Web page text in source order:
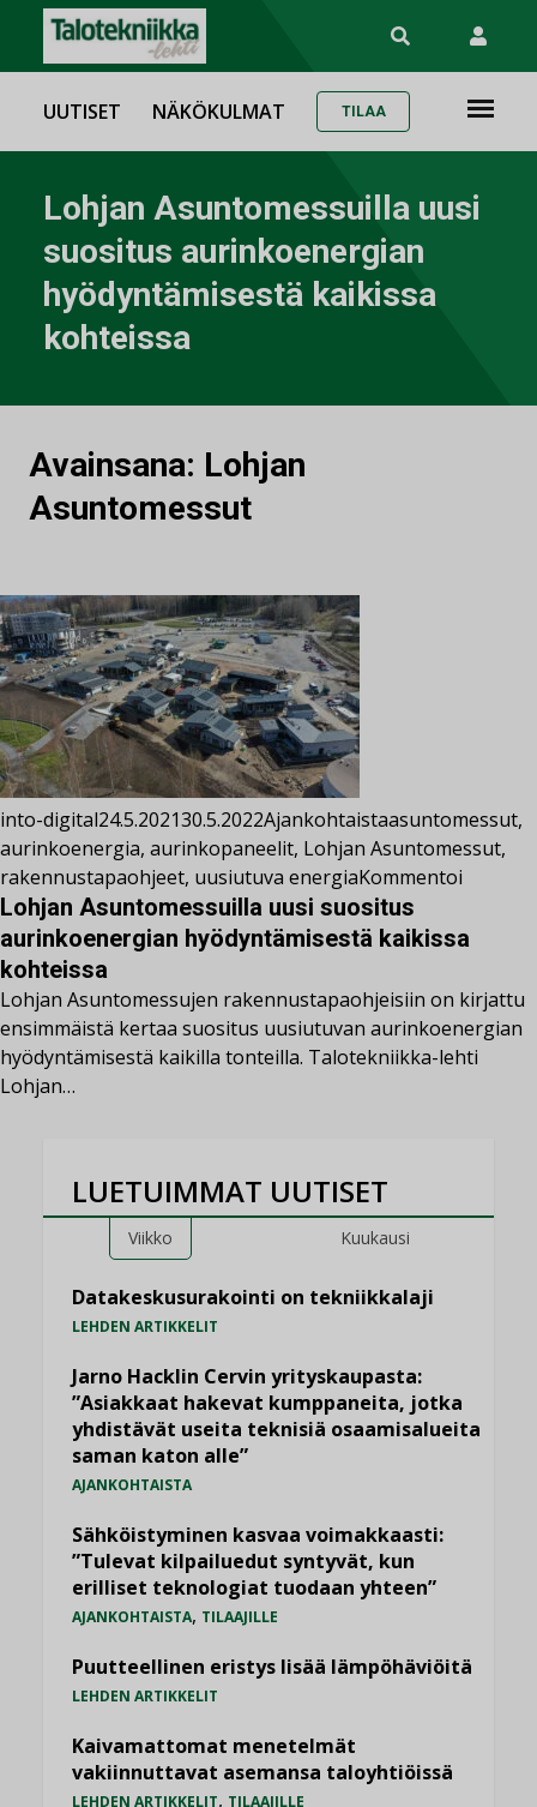
UUTISET NÄKÖKULMAT TILAA
Lohjan Asuntomessuilla uusi
suositus aurinkoenergian
hyödyntämisestä kaikissa
kohteissa
Avainsana: Lohjan
Asuntomessut
into-digital24.5.202130.5.2022Ajankohtaistaasuntomessut,
aurinkoenergia, aurinkopaneelit, Lohjan Asuntomessut,
rakennustapaohjeet, uusiutuva energiaKommentoi
Lohjan Asuntomessuilla uusi suositus
aurinkoenergian hyödyntämisestä kaikissa
kohteissa
Lohjan Asuntomessujen rakennustapaohjeisiin on kirjattu
ensimmäistä kertaa suositus uusiutuvan aurinkoenergian
hyödyntämisestä kaikilla tonteilla. Talotekniikka-lehti
Lohjan…
LUETUIMMAT UUTISET
Viikko Kuukausi
Datakeskusurakointi on tekniikkalaji
LEHDEN ARTIKKELIT
Jarno Hacklin Cervin yrityskaupasta:
”Asiakkaat hakevat kumppaneita, jotka
yhdistävät useita teknisiä osaamisalueita
saman katon alle”
AJANKOHTAISTA
Sähköistyminen kasvaa voimakkaasti:
”Tulevat kilpailuedut syntyvät, kun
erilliset teknologiat tuodaan yhteen”
AJANKOHTAISTA, TILAAJILLE
Puutteellinen eristys lisää lämpöhäviöitä
LEHDEN ARTIKKELIT
Kaivamattomat menetelmät
vakiinnuttavat asemansa taloyhtiöissä
LEHDEN ARTIKKELIT, TILAAJILLE